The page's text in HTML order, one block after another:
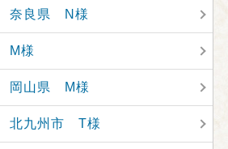
奈良県 N様
M様
岡山県 M様
北九州市 T様